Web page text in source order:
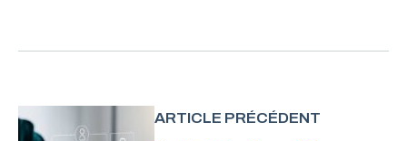
ARTICLE PRÉCÉDENT